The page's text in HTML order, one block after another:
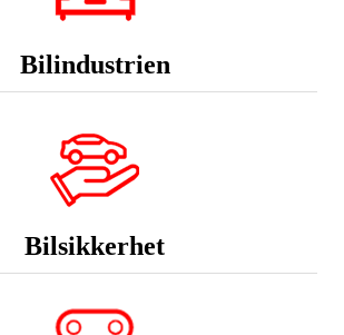
Bilindustrien
Bilsikkerhet